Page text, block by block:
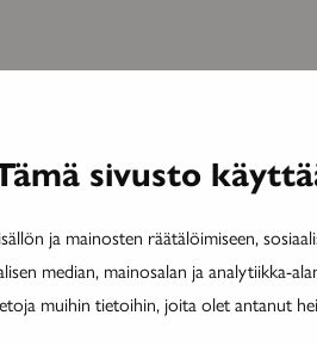
sivusto
ja mainosten räätälöimiseen,
median, mainosalan ja analytiikka-
muihin tietoihin, joita olet antanut
Nuoruudessa
Friedreichin
ataksian
eteneminen
hidastui
Nuoruudessa
Friedreichin
eteneminen